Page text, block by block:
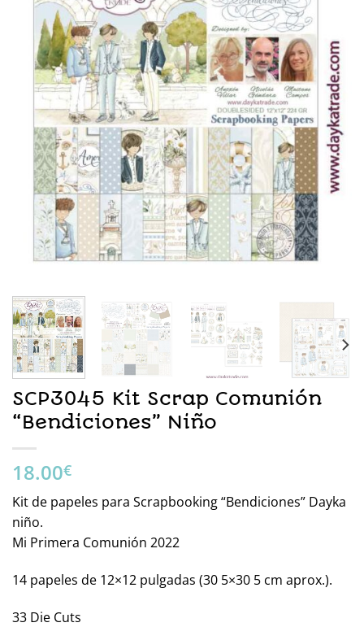
SCP3045 Kit Scrap Comunión
“Bendiciones” Niño
18.00€
Kit de papeles para Scrapbooking “Bendiciones” Dayka
niño.
Mi Primera Comunión 2022
14 papeles de 12×12 pulgadas (30 5×30 5 cm aprox.).
33 Die Cuts